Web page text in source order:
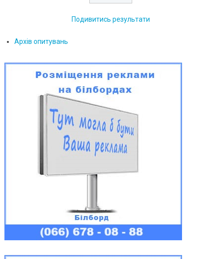
Подивитись результати
Архів опитувань